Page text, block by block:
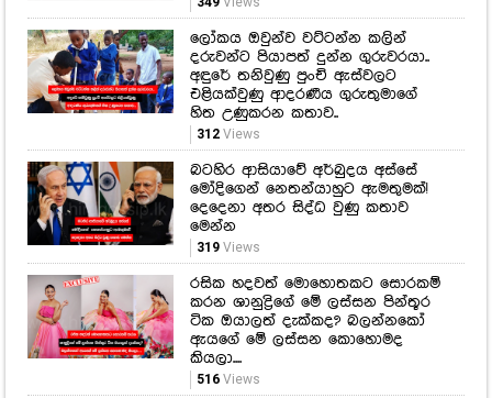
ලෝකය ඔවුන්ව වට්ටන්න කලින්
දරුවන්ට පියාපත් දුන්න ගුරුවරයා..
අඳුරේ තනිවුණු පුංචි ඇස්වලට
එළියක්වුණු ආදරණීය ගුරුතුමාගේ
හිත උණුකරන කතාව..
312Views
බටහිර ආසියාවේ අර්බුදය අස්සේ
මෝදිගෙන් නෙතන්යාහුට ඇමතුමක්!
දෙදෙනා අතර සිද්ධ වුණු කතාව
මෙන්න
319Views
රසික හදවත් මොහොතකට සොරකම්
කරන ශානුද්‍රිගේ මේ ලස්සන පින්තූර
ටික ඔයාලත් දැක්කද? බලන්නකෝ
ඇයගේ මේ ලස්සන කොහොමද
කියලා....
516Views